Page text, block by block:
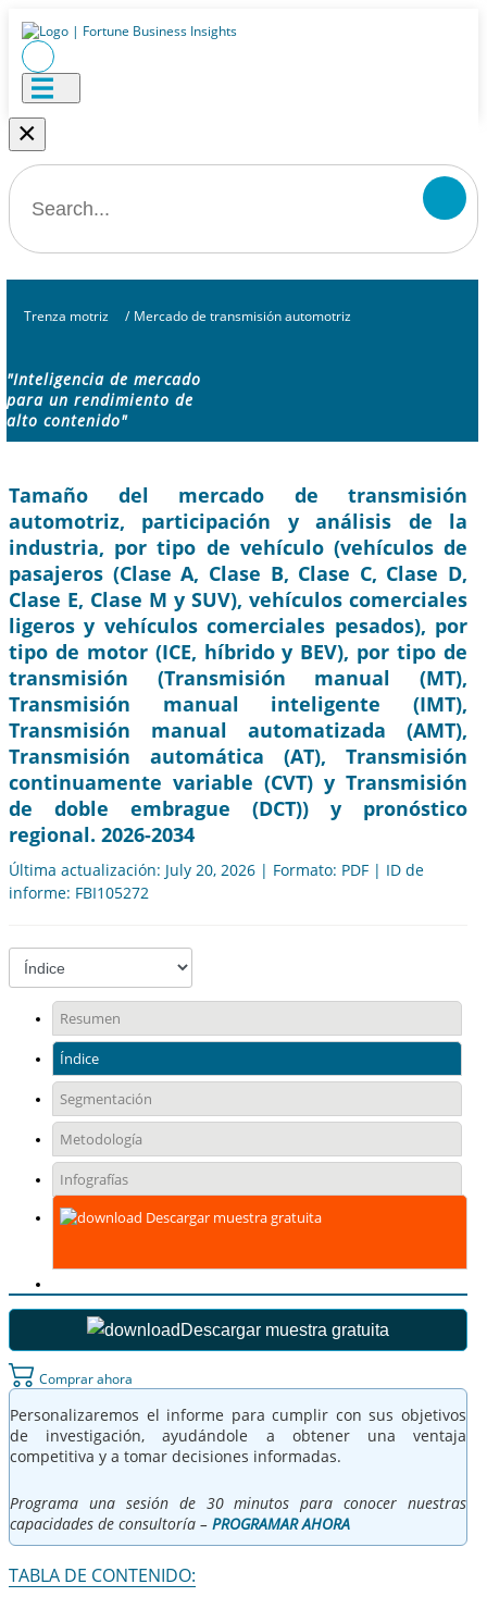
×
Trenza motriz / Mercado de transmisión automotriz
"Inteligencia de mercado
para un rendimiento de
alto contenido"
Tamaño del mercado de transmisión
automotriz, participación y análisis de la
industria, por tipo de vehículo (vehículos de
pasajeros (Clase A, Clase B, Clase C, Clase D,
Clase E, Clase M y SUV), vehículos comerciales
ligeros y vehículos comerciales pesados), por
tipo de motor (ICE, híbrido y BEV), por tipo de
transmisión (Transmisión manual (MT),
Transmisión manual inteligente (IMT),
Transmisión manual automatizada (AMT),
Transmisión automática (AT), Transmisión
continuamente variable (CVT) y Transmisión
de doble embrague (DCT)) y pronóstico
regional. 2026-2034
Última actualización: July 20, 2026 | Formato: PDF | ID de
informe: FBI105272
Resumen
Índice
Segmentación
Metodología
Infografías
Descargar muestra gratuita
Descargar muestra gratuita
Comprar ahora
Personalizaremos el informe para cumplir con sus objetivos
de investigación, ayudándole a obtener una ventaja
competitiva y a tomar decisiones informadas.
Programa una sesión de 30 minutos para conocer nuestras
capacidades de consultoría – PROGRAMAR AHORA
TABLA DE CONTENIDO: